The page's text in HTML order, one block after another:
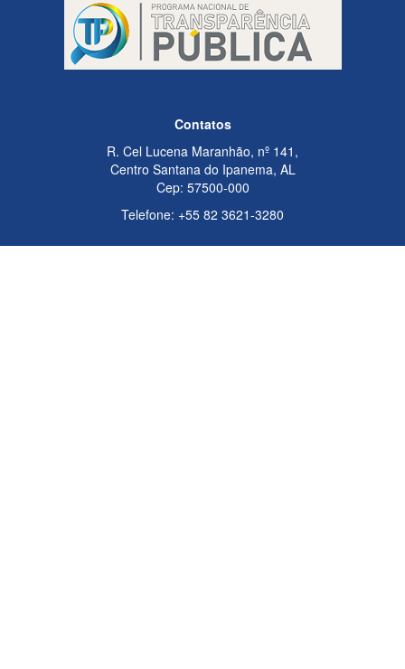
Contatos
R. Cel Lucena Maranhão, nº 141,
Centro Santana do Ipanema, AL
Cep: 57500-000
Telefone: +55 82 3621-3280